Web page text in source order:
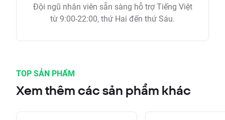
Đội ngũ nhân viên sẵn sàng hỗ trợ Tiếng Việt
từ 9:00-22:00, thứ Hai đến thứ Sáu.
TOP SẢN PHẨM
Xem thêm các sản phẩm khác